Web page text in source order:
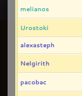
melianos
Urostoki
alexasteph
Nelgirith
pacobac